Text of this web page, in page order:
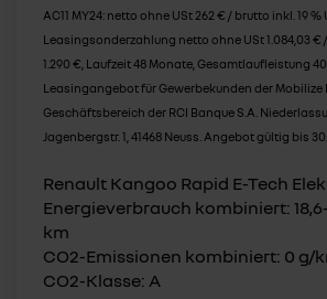
AC11 MY24: netto ohne USt 262 € / brutto inkl. 19 %
Leasingsonderzahlung netto ohne USt 1.084,03 €
1.290 €, Laufzeit 48 Monate, Gesamtlaufleistung
Leasingangebot für Gewerbekunden der Mobilize
Geschäftsbereich der RCI Banque S.A.
Jagenbergstr. 1, 41468 Neuss. Angebot gültig bis
Renault Kangoo Rapid E-Tech
Energieverbrauch kombiniert: 18,6-
km
CO2-Emissionen kombiniert: 0 g/
CO2-Klasse: A